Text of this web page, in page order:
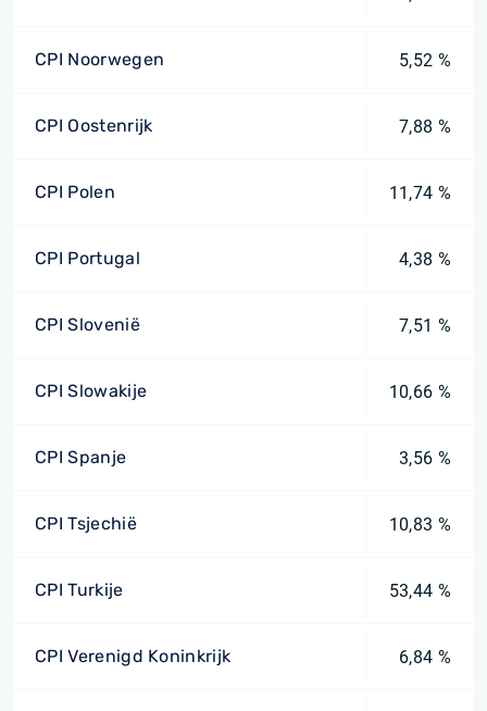
CPI Noorwegen 5,52 %
CPI Oostenrijk 7,88 %
CPI Polen 11,74 %
CPI Portugal 4,38 %
CPI Slovenië 7,51 %
CPI Slowakije 10,66 %
CPI Spanje 3,56 %
CPI Tsjechië 10,83 %
CPI Turkije 53,44 %
CPI Verenigd Koninkrijk 6,84 %